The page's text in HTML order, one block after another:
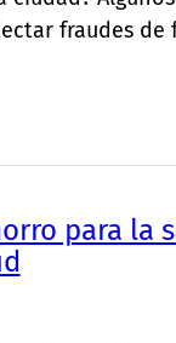
fraudes
para la